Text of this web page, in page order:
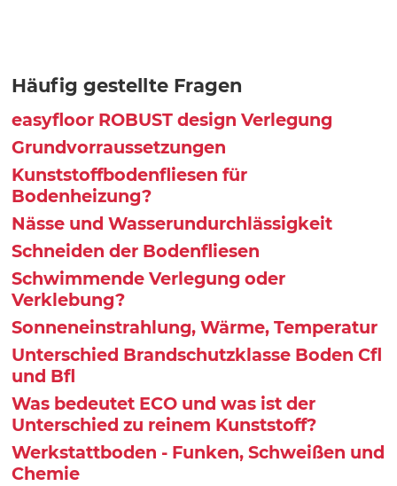
Häufig gestellte Fragen
easyfloor ROBUST design Verlegung
Grundvorraussetzungen
Kunststoffbodenfliesen für
Bodenheizung?
Nässe und Wasserundurchlässigkeit
Schneiden der Bodenfliesen
Schwimmende Verlegung oder
Verklebung?
Sonneneinstrahlung, Wärme, Temperatur
Unterschied Brandschutzklasse Boden Cfl
und Bfl
Was bedeutet ECO und was ist der
Unterschied zu reinem Kunststoff?
Werkstattboden - Funken, Schweißen und
Chemie